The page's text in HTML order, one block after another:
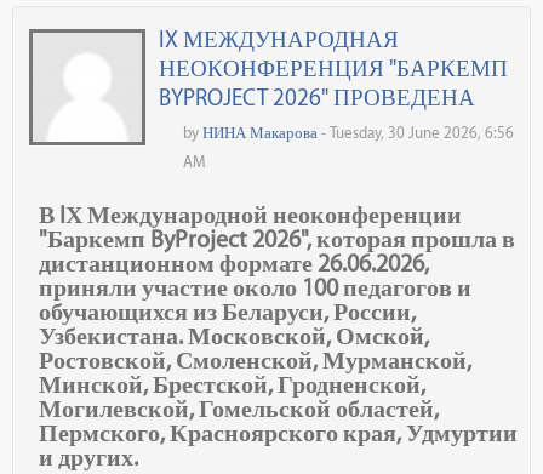
IX МЕЖДУНАРОДНАЯ
НЕОКОНФЕРЕНЦИЯ "БАРКЕМП
BYPROJECT 2026" ПРОВЕДЕНА
by НИНА Макарова - Tuesday, 30 June 2026, 6:56
AM
В IХ Международной неоконференции
"Баркемп ByProject 2026", которая прошла в
дистанционном формате 26.06.2026,
приняли участие около 100 педагогов и
обучающихся из Беларуси, России,
Узбекистана. Московской, Омской,
Ростовской, Смоленской, Мурманской,
Минской, Брестской, Гродненской,
Могилевской, Гомельской областей,
Пермского, Красноярского края, Удмуртии
и других.